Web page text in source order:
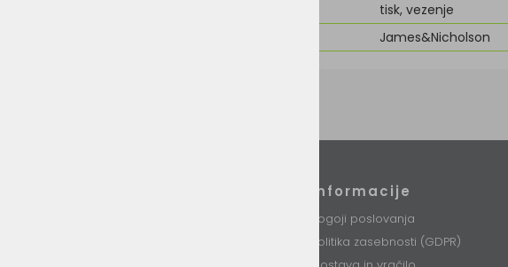
tisk, vezenje
James&Nicholson
Informacije
Pogoji poslovanja
Politika zasebnosti (GDPR)